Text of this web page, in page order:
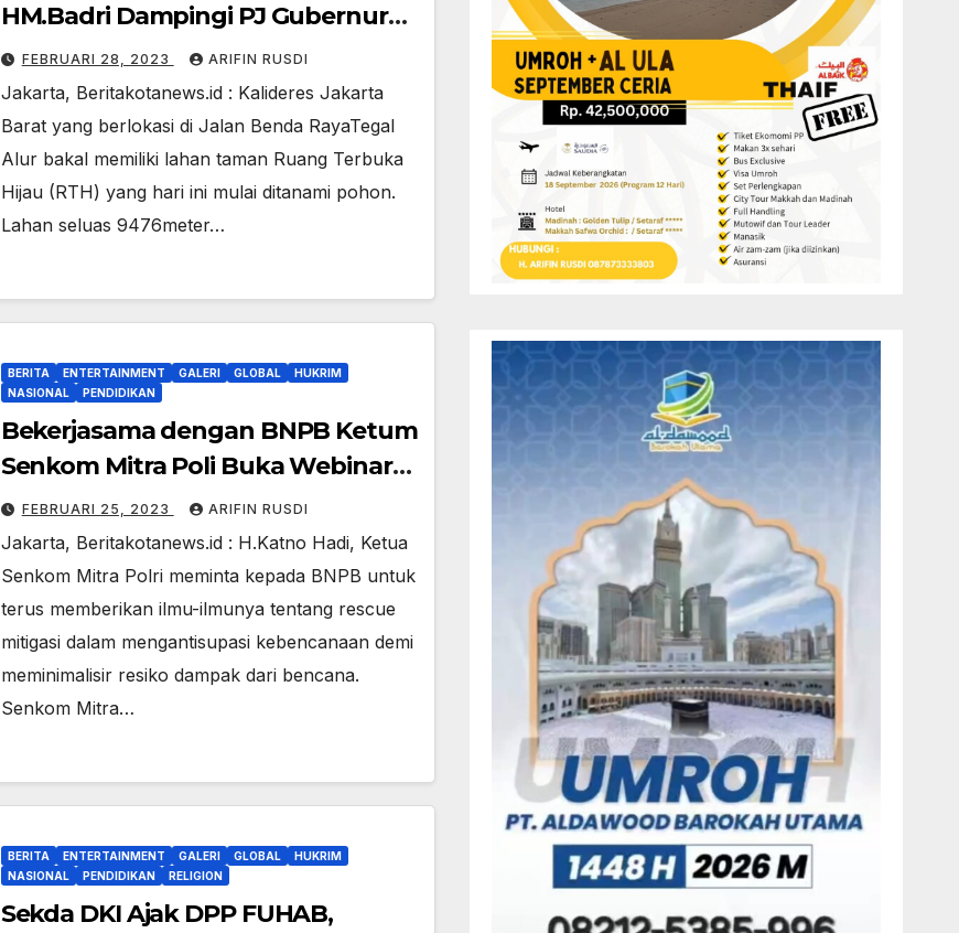
HM.Badri Dampingi PJ Gubernur
Tanam Pohon Penghijauan
FEBRUARI 28, 2023 ARIFIN RUSDI
Jakarta, Beritakotanews.id : Kalideres Jakarta
Barat yang berlokasi di Jalan Benda RayaTegal
Alur bakal memiliki lahan taman Ruang Terbuka
Hijau (RTH) yang hari ini mulai ditanami pohon.
Lahan seluas 9476meter…
BERITA ENTERTAINMENT GALERI GLOBAL
HUKRIM
NASIONAL
PENDIDIKAN
Bekerjasama dengan BNPB Ketum
Senkom Mitra Poli Buka Webinar
Ancaman Bencana
Hidrometeorologi
FEBRUARI 25, 2023 ARIFIN RUSDI
Jakarta, Beritakotanews.id : H.Katno Hadi, Ketua
Senkom Mitra Polri meminta kepada BNPB untuk
terus memberikan ilmu-ilmunya tentang rescue
mitigasi dalam mengantisupasi kebencanaan demi
meminimalisir resiko dampak dari bencana.
Senkom Mitra…
BERITA ENTERTAINMENT GALERI GLOBAL
HUKRIM
NASIONAL
PENDIDIKAN RELIGION
Sekda DKI Ajak DPP FUHAB,